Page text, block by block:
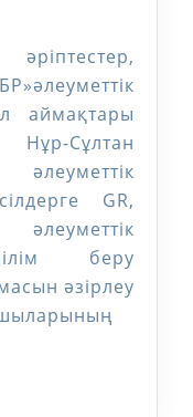
аймақтары
Сұлтан
GR,
беру
әзірлеу